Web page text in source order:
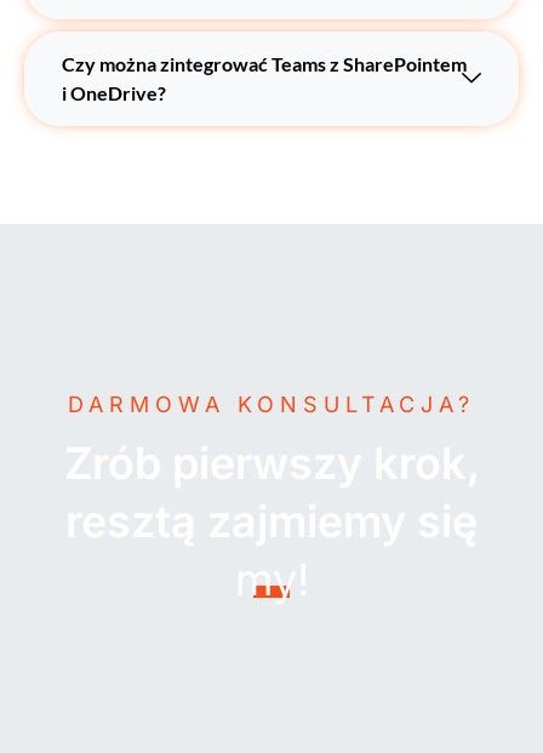
Czy można zintegrować Teams z SharePointem
i OneDrive?
DARMOWA KONSULTACJA?
my!